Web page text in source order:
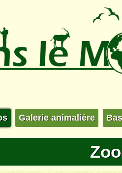
Galerie animalière